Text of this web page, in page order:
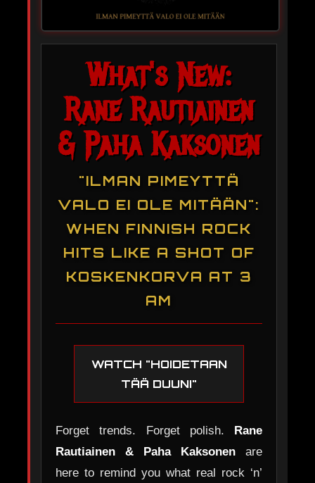
What's New:
Rane Rautiainen
& Paha Kaksonen
"ILMAN PIMEYTTÄ
VALO EI OLE MITÄÄN":
WHEN FINNISH ROCK
HITS LIKE A SHOT OF
KOSKENKORVA AT 3
AM
WATCH "HOIDETAAN
TÄÄ DUUNI"
Forget trends. Forget polish. Rane
Rautiainen & Paha Kaksonen are
here to remind you what real rock ‘n’